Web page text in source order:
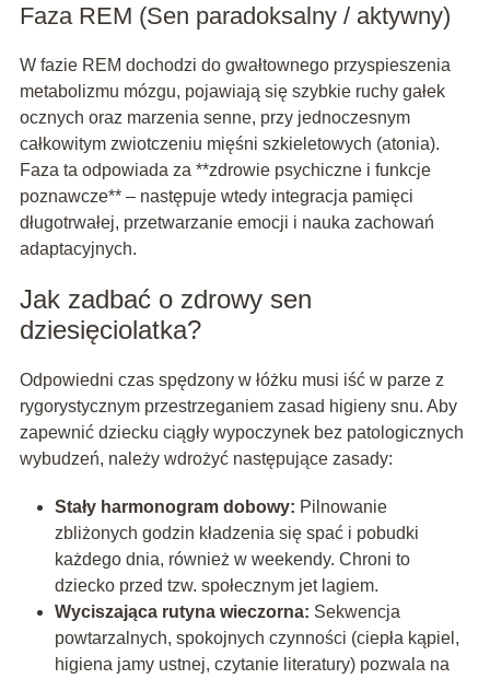
Faza REM (Sen paradoksalny / aktywny)
W fazie REM dochodzi do gwałtownego przyspieszenia
metabolizmu mózgu, pojawiają się szybkie ruchy gałek
ocznych oraz marzenia senne, przy jednoczesnym
całkowitym zwiotczeniu mięśni szkieletowych (atonia).
Faza ta odpowiada za **zdrowie psychiczne i funkcje
poznawcze** – następuje wtedy integracja pamięci
długotrwałej, przetwarzanie emocji i nauka zachowań
adaptacyjnych.
Jak zadbać o zdrowy sen
dziesięciolatka?
Odpowiedni czas spędzony w łóżku musi iść w parze z
rygorystycznym przestrzeganiem zasad higieny snu. Aby
zapewnić dziecku ciągły wypoczynek bez patologicznych
wybudzeń, należy wdrożyć następujące zasady:
Stały harmonogram dobowy: Pilnowanie
zbliżonych godzin kładzenia się spać i pobudki
każdego dnia, również w weekendy. Chroni to
dziecko przed tzw. społecznym jet lagiem.
Wyciszająca rutyna wieczorna: Sekwencja
powtarzalnych, spokojnych czynności (ciepła kąpiel,
higiena jamy ustnej, czytanie literatury) pozwala na